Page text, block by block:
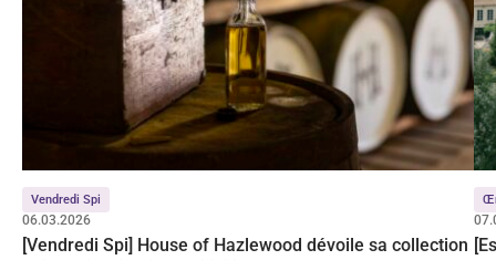
Vendredi Spi
06.03.2026
[Vendredi Spi] House of Hazlewood dévoile sa collection